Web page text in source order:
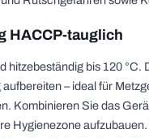
HACCP-tauglich
bis 120
– ideal für
Kombinieren Sie das
Hygienezone